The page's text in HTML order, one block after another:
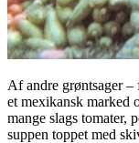
Af andre grøntsager
et mexikansk marked
mange slags tomater,
suppen toppet med